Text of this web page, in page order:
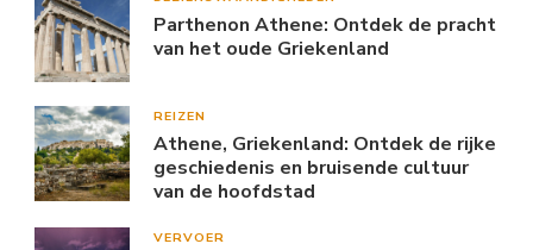
Parthenon Athene: Ontdek de pracht
van het oude Griekenland
REIZEN
Athene, Griekenland: Ontdek de rijke
geschiedenis en bruisende cultuur
van de hoofdstad
VERVOER